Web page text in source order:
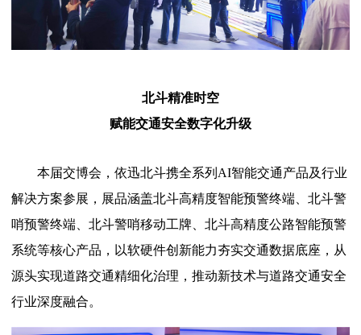
北斗精准时空
赋能交通安全数字化升级
本届交博会，依迅北斗携全系列AI智能交通产品及行业
解决方案参展，展品涵盖北斗高精度智能预警终端、北斗警
哨预警终端、北斗警哨移动工牌、北斗高精度公路智能预警
系统等核心产品，以软硬件创新能力夯实交通数据底座，从
源头实现道路交通精细化治理，推动新技术与道路交通安全
行业深度融合。